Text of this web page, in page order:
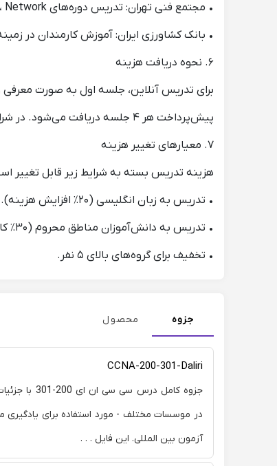
• مجتمع فنی تهران: تدریس دوره‌های CCNA، Network+ و Security+ (از سال ۱۳۹۸).
• بانک کشاورزی ایران: آموزش کارمندان در زمینه
۶. نحوه دریافت هزینه
برای تدریس آنلاین، جلسه اول به صورت معرفی
پیش‌پرداخت هر ۴ جلسه دریافت می‌شود. در شرایط خاص، امکان پرداخت منعطف نیز وجود دارد.
۷. معیارهای تغییر هزینه
هزینه تدریس بسته به شرایط زیر قابل تغییر
• تدریس به زبان انگلیسی (۲۰٪ افزایش هزینه).
• تدریس به دانش‌آموزان مناطق محروم (۳۰٪ کاهش هزینه).
• تخفیف برای گروه‌های بالای ۵ نفر.
جزوه محصول
CCNA-200-301-Daliri
جزوه کامل
در موسسات مختلف - مورد استفاده برای
آزمون بین المللی. این فایل . . .